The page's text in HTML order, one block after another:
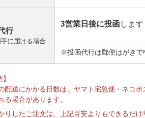
行
に届ける場合
3営業日後に投函します
※投函代行は郵便はがきで
配送にかかる日数は、ヤマト宅急便・ネコ
る場合があります。
りしたご注文は、上記目安よりもできるだ